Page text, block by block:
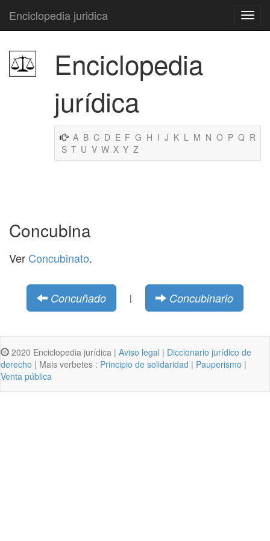
Enciclopedia juridica
Enciclopedia
jurídica
A B C D E F G H I J K L M N O P Q R
S T U V W X Y Z
Concubina
Ver Concubinato.
Concuñado | Concubinario
2020 Enciclopedia jurídica | Aviso legal | Diccionario jurídico de
derecho | Mais verbetes : Principio de solidaridad | Pauperismo |
Venta pública